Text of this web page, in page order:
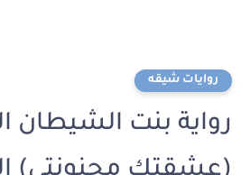
روايات شيقه
رواية بنت الشيطان